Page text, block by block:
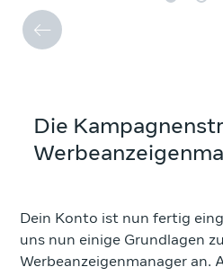
Die
Dein Konto ist nun fertig
uns nun einige Grundlagen
Werbeanzeigenmanager an.